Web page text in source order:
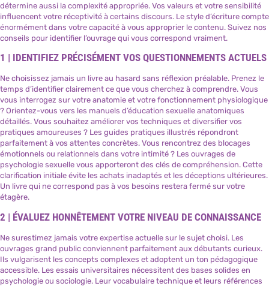
détermine aussi la complexité appropriée. Vos valeurs et votre sensibilité
influencent votre réceptivité à certains discours. Le style d’écriture compte
énormément dans votre capacité à vous approprier le contenu. Suivez nos
conseils pour identifier l’ouvrage qui vous correspond vraiment.
1 | IDENTIFIEZ PRÉCISÉMENT VOS QUESTIONNEMENTS ACTUELS
Ne choisissez jamais un livre au hasard sans réflexion préalable. Prenez le
temps d’identifier clairement ce que vous cherchez à comprendre. Vous
vous interrogez sur votre anatomie et votre fonctionnement physiologique
? Orientez-vous vers les manuels d’éducation sexuelle anatomiques
détaillés. Vous souhaitez améliorer vos techniques et diversifier vos
pratiques amoureuses ? Les guides pratiques illustrés répondront
parfaitement à vos attentes concrètes. Vous rencontrez des blocages
émotionnels ou relationnels dans votre intimité ? Les ouvrages de
psychologie sexuelle vous apporteront des clés de compréhension. Cette
clarification initiale évite les achats inadaptés et les déceptions ultérieures.
Un livre qui ne correspond pas à vos besoins restera fermé sur votre
étagère.
2 | ÉVALUEZ HONNÊTEMENT VOTRE NIVEAU DE CONNAISSANCE
Ne surestimez jamais votre expertise actuelle sur le sujet choisi. Les
ouvrages grand public conviennent parfaitement aux débutants curieux.
Ils vulgarisent les concepts complexes et adoptent un ton pédagogique
accessible. Les essais universitaires nécessitent des bases solides en
psychologie ou sociologie. Leur vocabulaire technique et leurs références